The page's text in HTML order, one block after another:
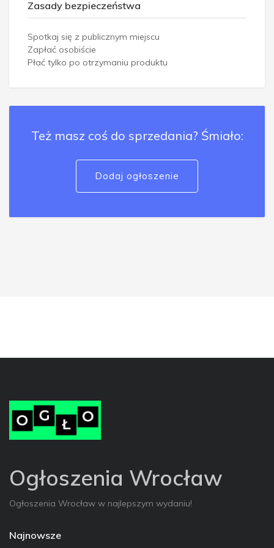
Zasady bezpieczeństwa
Spotkaj się z publicznym miejscu
Zapłać osobiście
Płać tylko po otrzymaniu produktu
Też masz coś do sprzedania? Śmiało:
Dodaj ogłoszenie
Ogłoszenia Wrocław
Ogłoszenia Wrocław w najlepszym wydaniu!
Najnowsze